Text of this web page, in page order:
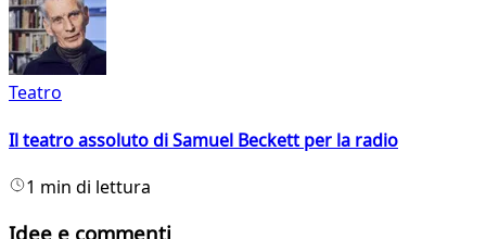
Teatro
Il teatro assoluto di Samuel Beckett per la radio
1 min di lettura
Idee e commenti